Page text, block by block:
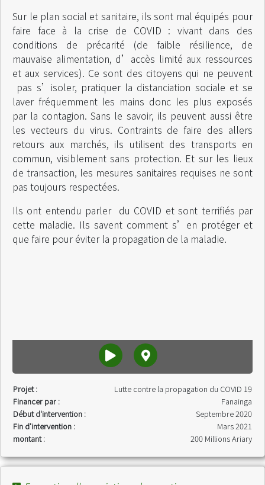
Sur le plan social et sanitaire, ils sont mal équipés pour
faire face à la crise de COVID : vivant dans des
conditions de précarité (de faible résilience, de
mauvaise alimentation, d’accès limité aux ressources
et aux services). Ce sont des citoyens qui ne peuvent
pas s’isoler, pratiquer la distanciation sociale et se
laver fréquemment les mains donc les plus exposés
par la contagion. Sans le savoir, ils peuvent aussi être
les vecteurs du virus. Contraints de faire des allers
retours aux marchés, ils utilisent des transports en
commun, visiblement sans protection. Et sur les lieux
de transaction, les mesures sanitaires requises ne sont
pas toujours respectées.
Ils ont entendu parler du COVID et sont terrifiés par
cette maladie. Ils savent comment s’en protéger et
que faire pour éviter la propagation de la maladie.
Projet :
Lutte contre la propagation du COVID 19
Financer par :
Fanainga
Début d'intervention :
Septembre 2020
Fin d'intervention :
Mars 2021
montant :
200 Millions Ariary